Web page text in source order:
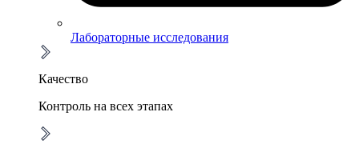
Лабораторные исследования
Качество
Контроль на всех этапах